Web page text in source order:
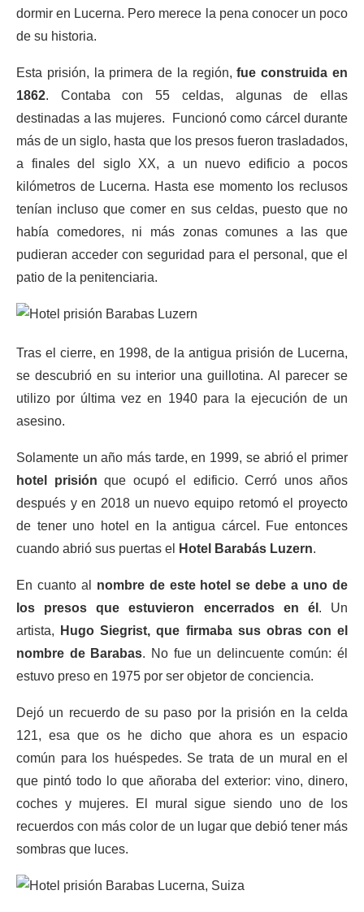
dormir en Lucerna. Pero merece la pena conocer un poco
de su historia.
Esta prisión, la primera de la región,fue construida en
1862. Contaba con 55 celdas, algunas de ellas
destinadas a las mujeres. Funcionó como cárcel durante
más de un siglo, hasta que los presos fueron trasladados,
a finales del siglo XX, a un nuevo edificio a pocos
kilómetros de Lucerna. Hasta ese momento los reclusos
tenían incluso que comer en sus celdas, puesto que no
había comedores, ni más zonas comunes a las que
pudieran acceder con seguridad para el personal, que el
patio de la penitenciaria.
Tras el cierre, en 1998, de la antigua prisión de Lucerna,
se descubrió en su interior una guillotina. Al parecer se
utilizo por última vez en 1940 para la ejecución de un
asesino.
Solamente un año más tarde, en 1999, se abrió el primer
hotel prisión que ocupó el edificio. Cerró unos años
después y en 2018 un nuevo equipo retomó el proyecto
de tener uno hotel en la antigua cárcel. Fue entonces
cuando abrió sus puertas el
Hotel Barabás Luzern.
En cuanto al nombre de este hotel se debe a uno de
los presos que estuvieron encerrados en él . Un
artista,
Hugo Siegrist, que firmaba sus obras con el
nombre de Barabas. No fue un delincuente común: él
estuvo preso en 1975 por ser objetor de conciencia.
Dejó un recuerdo de su paso por la prisión en la celda
121, esa que os he dicho que ahora es un espacio
común para los huéspedes. Se trata de un mural en el
que pintó todo lo que añoraba del exterior: vino, dinero,
coches y mujeres. El mural sigue siendo uno de los
recuerdos con más color de un lugar que debió tener más
sombras que luces.